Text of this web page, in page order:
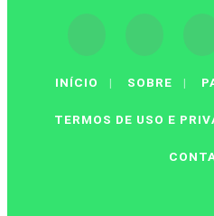
INÍCIO | SOBRE |
TERMOS DE USO E